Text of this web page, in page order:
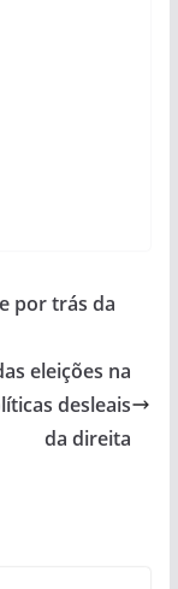
por trás da
eleições na
desleais
da direita